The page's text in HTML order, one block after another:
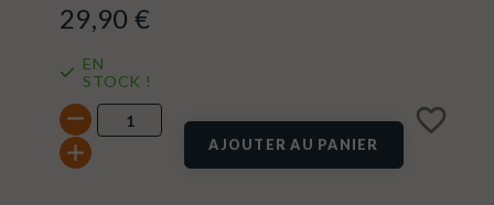
29,90 €
EN
STOCK !
AJOUTER AU PANIER
favorite_border